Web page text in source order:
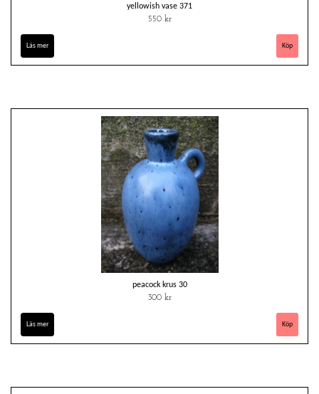
yellowish vase 371
550 kr
Läs mer
peacock krus 30
300 kr
Läs mer